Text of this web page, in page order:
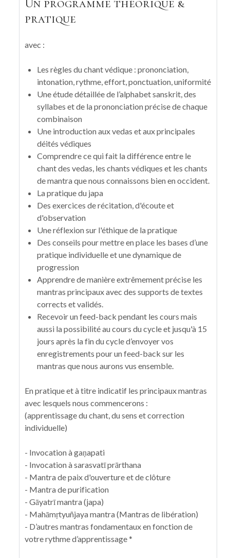
Un programme théorique &
pratique
avec :
Les règles du chant védique : prononciation,
intonation, rythme, effort, ponctuation, uniformité
Une étude détaillée de l’alphabet sanskrit, des
syllabes et de la prononciation précise de chaque
combinaison
Une introduction aux vedas et aux principales
déités védiques
Comprendre ce qui fait la différence entre le
chant des vedas, les chants védiques et les chants
de mantra que nous connaissons bien en occident.
La pratique du japa
Des exercices de récitation, d'écoute et
d'observation
Une réflexion sur l'éthique de la pratique
Des conseils pour mettre en place les bases d’une
pratique individuelle et une dynamique de
progression
Apprendre de manière extrêmement précise les
mantras principaux avec des supports de textes
corrects et validés.
Recevoir un feed-back pendant les cours mais
aussi la possibilité au cours du cycle et jusqu'à 15
jours après la fin du cycle d’envoyer vos
enregistrements pour un feed-back sur les
mantras que nous aurons vus ensemble.
En pratique et à titre indicatif les principaux mantras
avec lesquels nous commencerons :
(apprentissage du chant, du sens et correction
individuelle)
- Invocation à gaṇapati
- Invocation à sarasvatī prārthana
- Mantra de paix d'ouverture et de clôture
- Mantra de purification
- Gāyatrī mantra (japa)
- Mahāmṛtyuñjaya mantra (Mantras de libération)
- D’autres mantras fondamentaux en fonction de
votre rythme d’apprentissage *